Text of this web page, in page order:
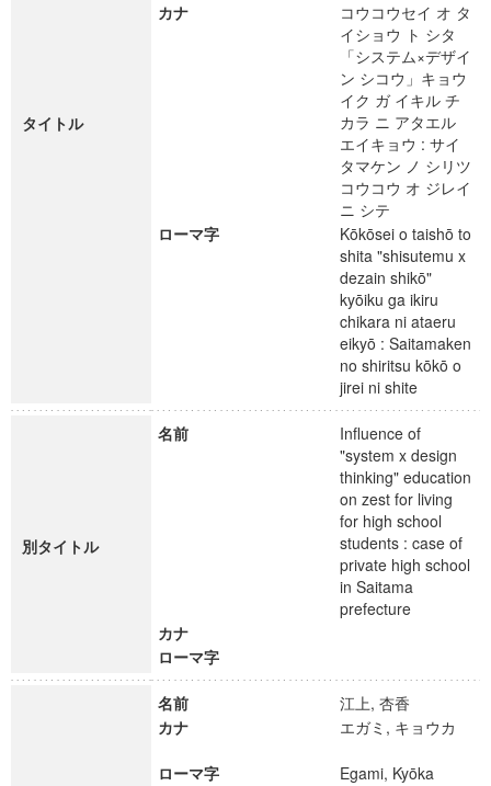
タイトル
カナ
コウコウセイ オ タ
イショウ ト シタ
「システム×デザイ
ン シコウ」キョウ
イク ガ イキル チ
カラ ニ アタエル
エイキョウ : サイ
タマケン ノ シリツ
コウコウ オ ジレイ
ニ シテ
ローマ字
Kōkōsei o taishō to
shita "shisutemu x
dezain shikō"
kyōiku ga ikiru
chikara ni ataeru
eikyō : Saitamaken
no shiritsu kōkō o
jirei ni shite
別タイトル
名前
Influence of
"system x design
thinking" education
on zest for living
for high school
students : case of
private high school
in Saitama
prefecture
カナ
ローマ字
名前
江上, 杏香
カナ
エガミ, キョウカ
ローマ字 Egami, Kyōka